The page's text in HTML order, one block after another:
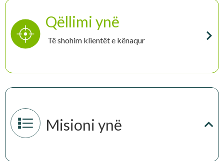
Qëllimi ynë
Të shohim klientët e kënaqur
Misioni ynë